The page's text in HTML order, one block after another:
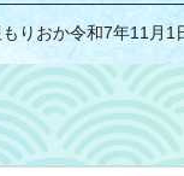
りおか令和7年11月1